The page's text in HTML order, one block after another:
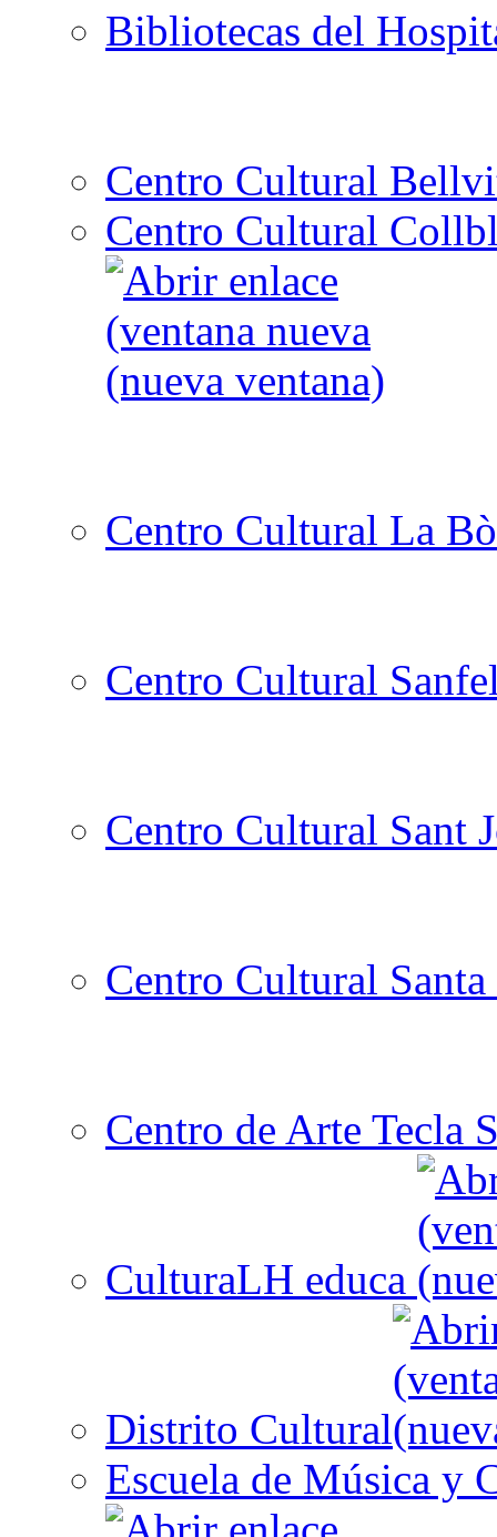
Bibliotecas del
Centro Cultural
Centro Cultural
Centro Cultural La
Centro Cultural
Centro Cultural Sant
Centro Cultural
Centro de Arte Tecla
CulturaLH educa
Distrito Cultural
Escuela de Música y